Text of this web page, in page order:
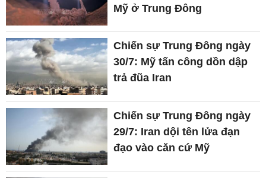
Mỹ ở Trung Đông
Chiến sự Trung Đông ngày
30/7: Mỹ tấn công dồn dập
trả đũa Iran
Chiến sự Trung Đông ngày
29/7: Iran dội tên lửa đạn
đạo vào căn cứ Mỹ